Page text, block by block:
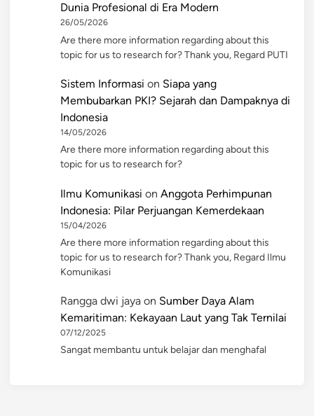
Dunia Profesional di Era Modern
26/05/2026
Are there more information regarding about this
topic for us to research for? Thank you, Regard PUTI
Sistem Informasi on Siapa yang
Membubarkan PKI? Sejarah dan Dampaknya di
Indonesia
14/05/2026
Are there more information regarding about this
topic for us to research for?
Ilmu Komunikasi on Anggota Perhimpunan
Indonesia: Pilar Perjuangan Kemerdekaan
15/04/2026
Are there more information regarding about this
topic for us to research for? Thank you, Regard Ilmu
Komunikasi
Rangga dwi jaya on Sumber Daya Alam
Kemaritiman: Kekayaan Laut yang Tak Ternilai
07/12/2025
Sangat membantu untuk belajar dan menghafal